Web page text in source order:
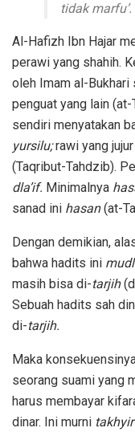
tidak marfu’.
Al-Hafizh Ibn Hajar
perawi yang shahih.
oleh Imam al-
penguat yang lain
sendiri menyatakan
yursilu;rawi yang
(Taqribut-Tahdzib).
dla’if. Minimalnya
sanad ini hasan(at-
Dengan demikian,
bahwa hadits ini
masih bisa di-tarjih
Sebuah hadits sah
di-tarjih.
Maka
seorang suami yang
harus membayar
dinar. Ini murni takhyir